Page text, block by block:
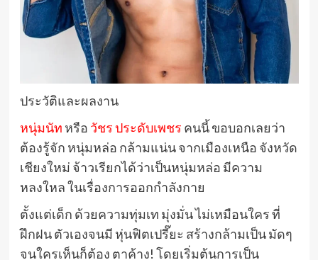
ประวัติและผลงาน
หนุ่มนัท หรือ วัชร ประดับเพชร คนนี้ ขอบอกเลยว่า
ต้องรู้จัก หนุ่มหล่อ กล้ามแน่น จากเมืองเหนือ จังหวัด
เชียงใหม่ จ้าวเรียกได้ว่าเป็นหนุ่มหล่อ มีความ
หลงใหล ในเรื่องการออกกำลังกาย
ตั้งแต่เด็ก ด้วยความทุ่มเท มุ่งมั่น ไม่เหมือนใคร ที่
ฝึกฝน ตัวเองจนมี หุ่นฟิตเปรี๊ยะ สร้างกล้ามเป็น มัดๆ
จนใครเห็นก็ต้อง ตาค้าง! โดยเริ่มต้นการเป็น